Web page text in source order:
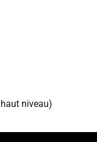
niveau)